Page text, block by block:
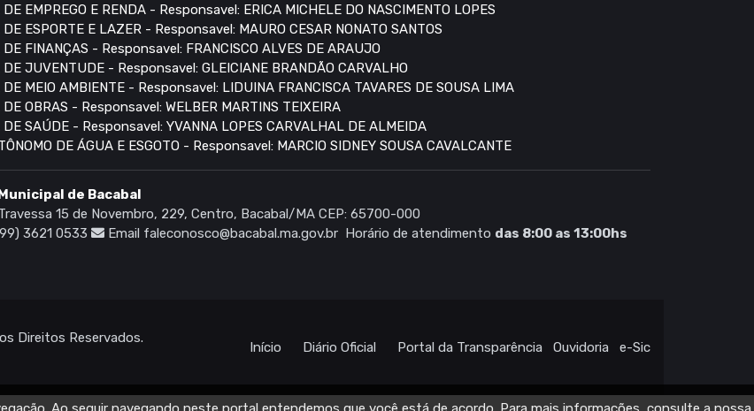
DE EMPREGO E RENDA - Responsavel: ERICA MICHELE DO NASCIMENTO LOPES
DE ESPORTE E LAZER - Responsavel: MAURO CESAR NONATO SANTOS
DE FINANÇAS - Responsavel: FRANCISCO ALVES DE ARAUJO
DE JUVENTUDE - Responsavel: GLEICIANE BRANDÃO CARVALHO
DE MEIO AMBIENTE - Responsavel: LIDUINA FRANCISCA TAVARES DE SOUSA LIMA
DE OBRAS - Responsavel: WELBER MARTINS TEIXEIRA
DE SAÚDE - Responsavel: YVANNA LOPES CARVALHAL DE ALMEIDA
DE ÁGUA E ESGOTO - Responsavel: MARCIO SIDNEY SOUSA CAVALCANTE
de Bacabal
15 de Novembro, 229, Centro, Bacabal/MA CEP: 65700-000
3621 0533
Email faleconosco@bacabal.ma.gov.br Horário de atendimento das 8:00 as 13:00hs
Direitos Reservados.
Início Diário Oficial Portal da Transparência Ouvidoria e-Sic